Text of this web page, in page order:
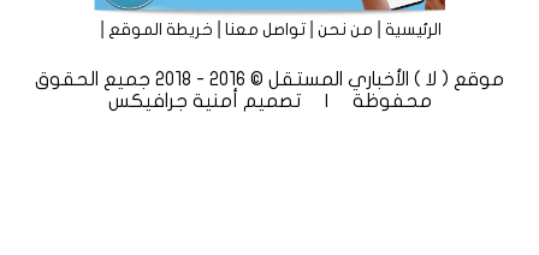
الرئيسية|من نحن|تواصل معنا|خريطة الموقع
موقع ( لا ) الأخباري المستقل © 2016 - 2018 جميع الحقوق
محفوظة | تصميم
أمنية جرافيكس